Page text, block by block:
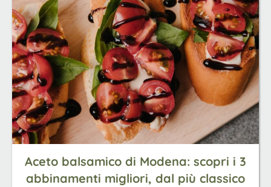
Aceto balsamico di Modena: scopri i 3
abbinamenti migliori, dal più classico